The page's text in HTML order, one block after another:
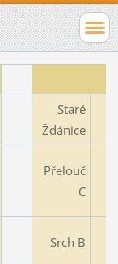
Staré
Ždánice
Přelouč
C
Srch B